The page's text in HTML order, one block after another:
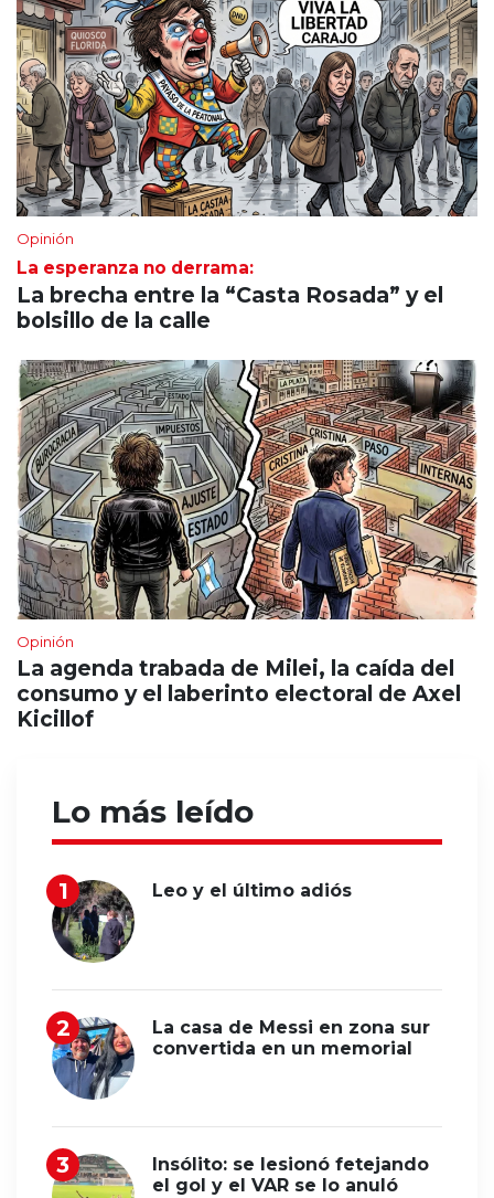
Opinión
La esperanza no derrama:
La brecha entre la “Casta Rosada” y el
bolsillo de la calle
Opinión
La agenda trabada de Milei, la caída del
consumo y el laberinto electoral de Axel
Kicillof
Lo más leído
Leo y el último adiós
La casa de Messi en zona sur
convertida en un memorial
Insólito: se lesionó fetejando
el gol y el VAR se lo anuló